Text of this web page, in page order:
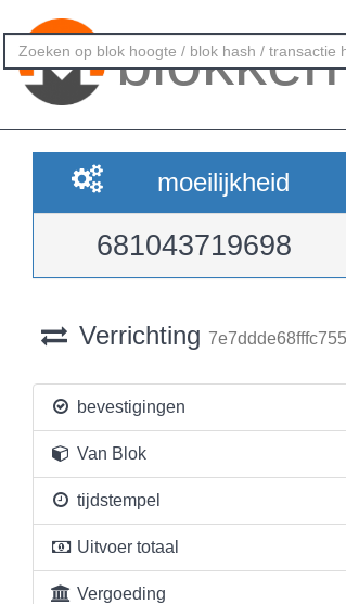
blokken
moeilijkheid
681043719698
Verrichting
bevestigingen
Van Blok
tijdstempel
Uitvoer totaal
Vergoeding